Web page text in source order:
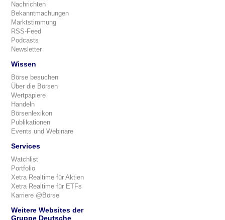
Nachrichten
Bekanntmachungen
Marktstimmung
RSS-Feed
Podcasts
Newsletter
Wissen
Börse besuchen
Über die Börsen
Wertpapiere
Handeln
Börsenlexikon
Publikationen
Events und Webinare
Services
Watchlist
Portfolio
Xetra Realtime für Aktien
Xetra Realtime für ETFs
Karriere @Börse
Weitere Websites der
Gruppe Deutsche